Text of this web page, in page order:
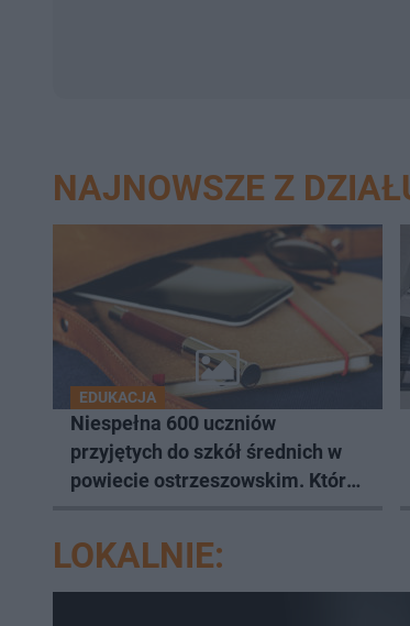
NAJNOWSZE Z
EDUKACJA
Niespełna 600 uczniów
przyjętych do szkół średnich w
powiecie ostrzeszowskim. Które
LOKALNIE: